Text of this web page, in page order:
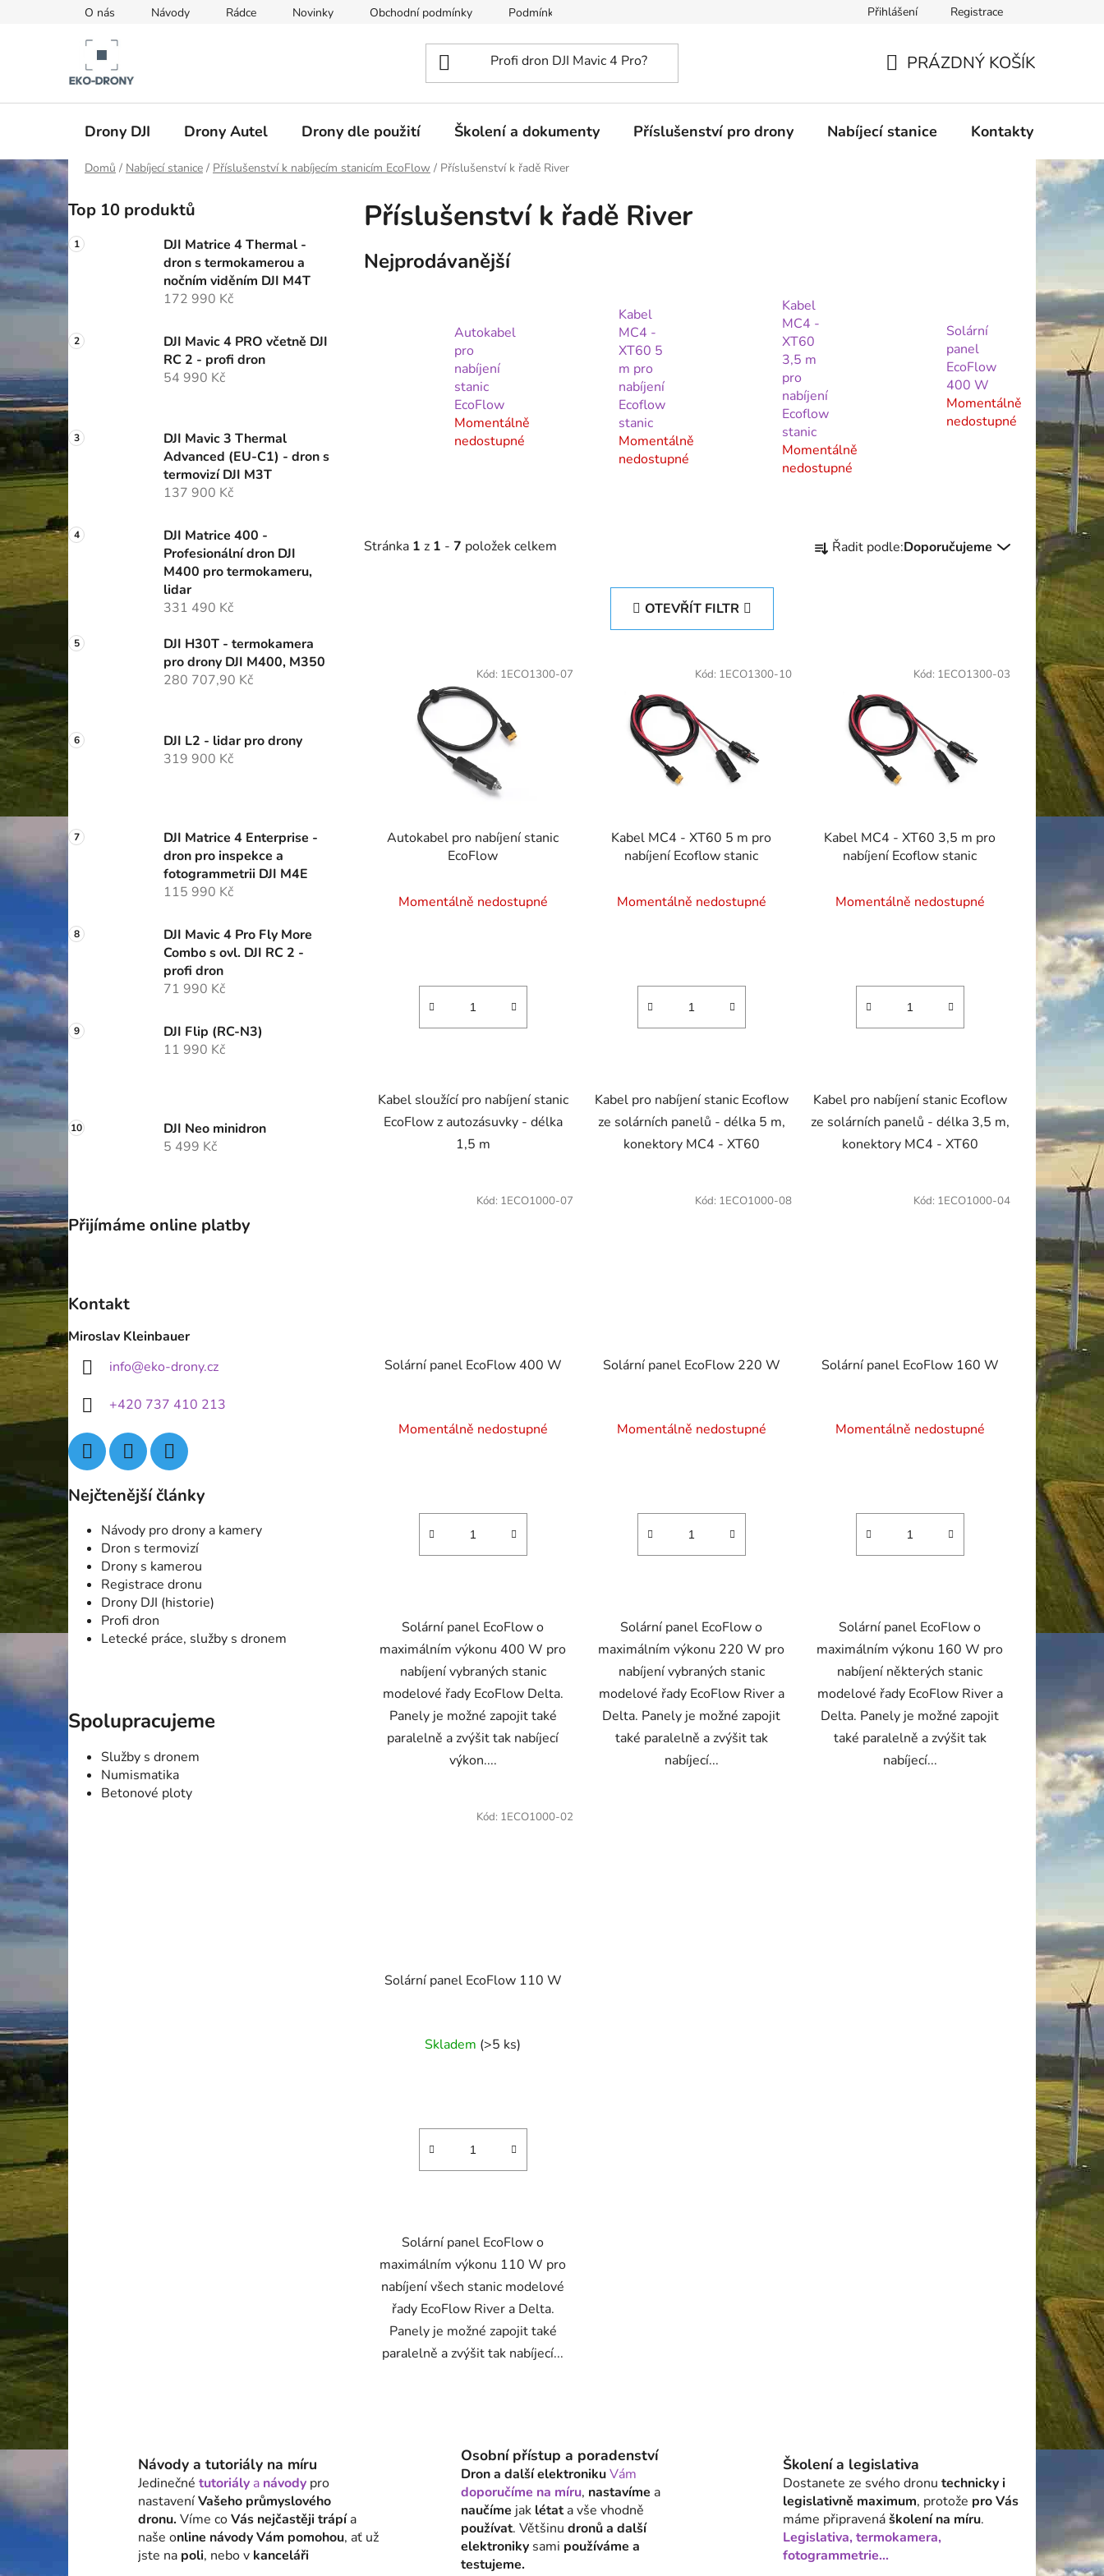
O nás Návody Rádce Novinky Obchodní podmínky Podmínky ochrany osobních údajů Přihlášení Registrace
KOŠÍK
PRÁZDNÝ KOŠÍK
Drony DJI Drony Autel Drony dle použití Školení a dokumenty Příslušenství pro drony Nabíjecí stanice Kontakty
Domů / Nabíjecí stanice / Příslušenství k nabíjecím stanicím EcoFlow / Příslušenství k řadě River
P
o
s
t
r
a
n
í
p
a
n
e
l
Top 10 produktů
DJI Matrice 4 Thermal -
dron s termokamerou a
nočním viděním DJI M4T
172 990 Kč
DJI Mavic 4 PRO včetně DJI
RC 2 - profi dron
54 990 Kč
DJI Mavic 3 Thermal
Advanced (EU-C1) - dron s
termovizí DJI M3T
137 900 Kč
DJI Matrice 400 -
Profesionální dron DJI
M400 pro termokameru,
lidar
331 490 Kč
DJI H30T - termokamera
pro drony DJI M400, M350
280 707,90 Kč
DJI L2 - lidar pro drony
319 900 Kč
DJI Matrice 4 Enterprise -
dron pro inspekce a
fotogrammetrii DJI M4E
115 990 Kč
DJI Mavic 4 Pro Fly More
Combo s ovl. DJI RC 2 -
profi dron
71 990 Kč
DJI Flip (RC-N3)
11 990 Kč
DJI Neo minidron
5 499 Kč
Přijímáme online platby
Kontakt
Miroslav Kleinbauer
info@eko-drony.cz
+420 737 410 213
Nejčtenější články
Návody pro drony a kamery
Dron s termovizí
Drony s kamerou
Registrace dronu
Drony DJI (historie)
Profi dron
Letecké práce, služby s dronem
Spolupracujeme
Služby s dronem
Numismatika
Betonové ploty
Příslušenství k řadě River
Nejprodávanější
Autokabel
pro
nabíjení
stanic
EcoFlow
Momentálně
nedostupné
Kabel
MC4 -
XT60 5
m pro
nabíjení
Ecoflow
stanic
Momentálně
nedostupné
Kabel
MC4 -
XT60
3,5 m
pro
nabíjení
Ecoflow
stanic
Momentálně
nedostupné
Solární
panel
EcoFlow
400 W
Momentálně
nedostupné
Stránka 1 z 1 - 7 položek celkem
a Řadit podle:Doporučujeme
OTEVŘÍT FILTR
Autokabel pro nabíjení stanic
EcoFlow
hodnocení
z
Momentálně nedostupné
Kabel sloužící pro nabíjení stanic
EcoFlow z autozásuvky - délka
1,5 m
Kód: 1ECO1300-07
Kabel MC4 - XT60 5 m pro
nabíjení Ecoflow stanic
Momentálně nedostupné
Kabel pro nabíjení stanic Ecoflow
ze solárních panelů - délka 5 m,
konektory MC4 - XT60
Kód: 1ECO1300-10
Kabel MC4 - XT60 3,5 m pro
nabíjení Ecoflow stanic
Momentálně nedostupné
Kabel pro nabíjení stanic Ecoflow
ze solárních panelů - délka 3,5 m,
konektory MC4 - XT60
Kód: 1ECO1300-03
Solární panel EcoFlow 400 W
Momentálně nedostupné
Solární panel EcoFlow o
maximálním výkonu 400 W pro
nabíjení vybraných stanic
modelové řady EcoFlow Delta.
Panely je možné zapojit také
paralelně a zvýšit tak nabíjecí
výkon....
Kód: 1ECO1000-07
Solární panel EcoFlow 220 W
Momentálně nedostupné
Solární panel EcoFlow o
maximálním výkonu 220 W pro
nabíjení vybraných stanic
modelové řady EcoFlow River a
Delta. Panely je možné zapojit
také paralelně a zvýšit tak
nabíjecí...
Kód: 1ECO1000-08
Solární panel EcoFlow 160 W
Momentálně nedostupné
Solární panel EcoFlow o
maximálním výkonu 160 W pro
nabíjení některých stanic
modelové řady EcoFlow River a
Delta. Panely je možné zapojit
také paralelně a zvýšit tak
nabíjecí...
Kód: 1ECO1000-04
Solární panel EcoFlow 110 W
Skladem (>5 ks)
Solární panel EcoFlow o
maximálním výkonu 110 W pro
nabíjení všech stanic modelové
řady EcoFlow River a Delta.
Panely je možné zapojit také
paralelně a zvýšit tak nabíjecí...
Kód: 1ECO1000-02
Návody a tutoriály na míru
Jedinečné tutoriály a návody pro
nastaveníVašeho průmyslového
dronu. Víme coVás nejčastěji trápía
naše online návody Vám pomohou, ať už
jste na poli, nebo v kanceláři
Osobní přístup a poradenství
Dron a další elektronikuVám
doporučíme na míru, nastavíme a
naučíme jak létata vše vhodně
používat. Většinu dronů a další
elektroniky sami používáme a
testujeme.
Školení a legislativa
Dostanete ze svého dronutechnicky i
legislativně maximum, protože pro Vás
máme připravenáškolení na míru.
Legislativa, termokamera,
fotogrammetrie...